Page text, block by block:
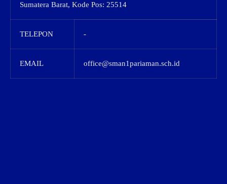
Sumatera Barat, Kode Pos: 25514
TELEPON -
EMAIL office@sman1pariaman.sch.id